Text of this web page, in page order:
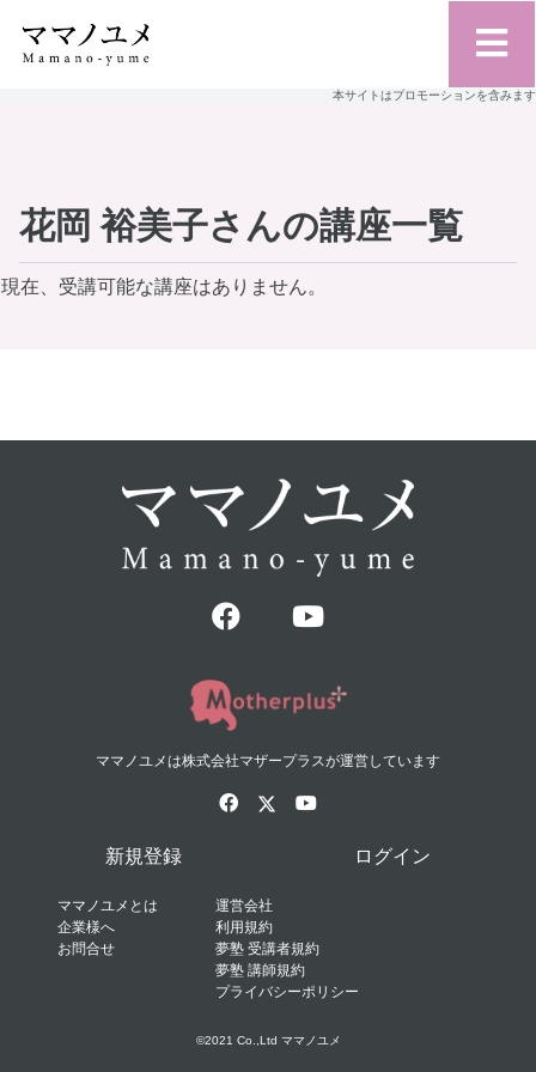
本サイトはプロモーションを含みます
花岡 裕美子さんの講座一覧
現在、受講可能な講座はありません。
ママノユメは株式会社マザープラスが運営しています
新規登録 ログイン
ママノユメとは
企業様へ
お問合せ
運営会社
利用規約
夢塾 受講者規約
夢塾 講師規約
プライバシーポリシー
©2021 Co.,Ltd ママノユメ